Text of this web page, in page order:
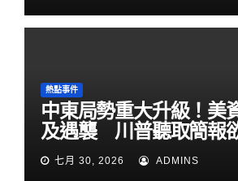
熱點事件
中東局勢重大升級！美
及遇襲 川普聽取簡報
七月 30, 2026 ADMINS